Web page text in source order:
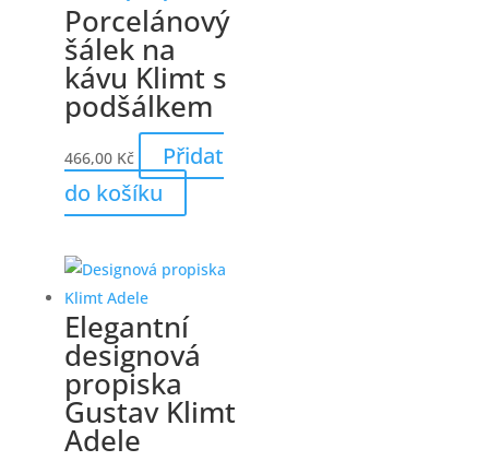
Porcelánový
šálek na
kávu Klimt s
podšálkem
466,00 Kč
Přidat
do košíku
Elegantní
designová
propiska
Gustav Klimt
Adele